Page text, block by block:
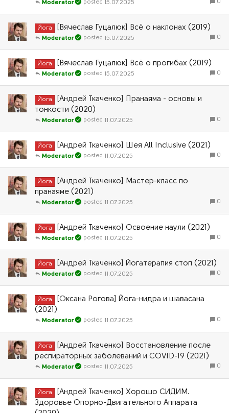
0
15.07.2025
Moderator
Йога [Вячеслав Гуцалюк] Всё о наклонах (2019)
0
15.07.2025
Moderator
Йога [Вячеслав Гуцалюк] Всё о прогибах (2019)
0
15.07.2025
Moderator
Йога
[Андрей Ткаченко] Пранаяма - основы и
тонкости (2020)
0
11.07.2025
Moderator
Йога [Андрей Ткаченко] Шея All Inclusive (2021)
0
11.07.2025
Moderator
Йога
[Андрей Ткаченко] Мастер-класс по
пранаяме (2021)
0
11.07.2025
Moderator
Йога [Андрей Ткаченко] Освоение наули (2021)
0
11.07.2025
Moderator
Йога [Андрей Ткаченко] Йогатерапия стоп (2021)
0
11.07.2025
Moderator
Йога
[Оксана Рогова] Йога-нидра и шавасана
(2021)
0
11.07.2025
Moderator
Йога
[Андрей Ткаченко] Восстановление после
респираторных заболеваний и COVID-19 (2021)
0
11.07.2025
Moderator
Йога
[Андрей Ткаченко] Хорошо СИДИМ.
Здоровье Опорно-Двигательного Аппарата